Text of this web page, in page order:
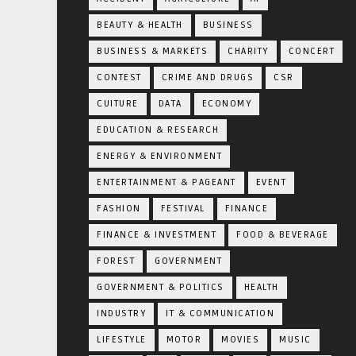
BEAUTY & HEALTH BUSINESS
BUSINESS & MARKETS CHARITY CONCERT
CONTEST CRIME AND DRUGS CSR
CUITURE DATA ECONOMY
EDUCATION & RESEARCH
ENERGY & ENVIRONMENT
ENTERTAINMENT & PAGEANT EVENT
FASHION FESTIVAL FINANCE
FINANCE & INVESTMENT FOOD & BEVERAGE
FOREST GOVERNMENT
GOVERNMENT & POLITICS HEALTH
INDUSTRY IT & COMMUNICATION
LIFESTYLE MOTOR MOVIES MUSIC